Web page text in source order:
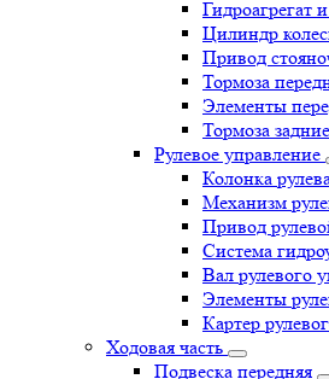
Гидроагрегат
Цилиндр
Привод
Тормоза
Элементы
Тормоза задние
Рулевое управление
Колонка
Механизм
Привод
Система
Вал рулевого
Элементы
Картер
Ходовая часть
Подвеска передняя